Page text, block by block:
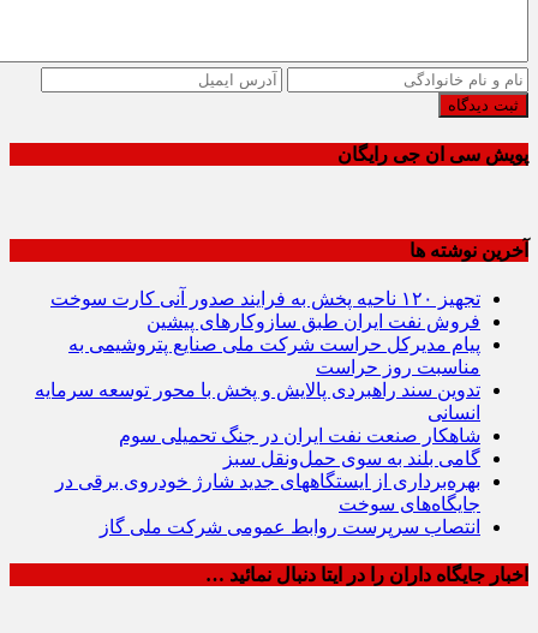
ثبت دیدگاه
پویش سی ان جی رایگان
آخرین نوشته ها
تجهیز ۱۲۰ ناحیه پخش به فرایند صدور آنی کارت سوخت
فروش نفت ایران طبق سازوکارهای پیشین
پیام مدیرکل حراست شرکت ملی صنایع پتروشیمی به
مناسبت روز حراست
تدوین سند راهبردی پالایش و پخش با محور توسعه سرمایه
انسانی
شاهکار صنعت نفت ایران در جنگ تحمیلی سوم
گامی بلند به سوی حمل‌ونقل سبز
بهره‌برداری از ایستگاههای جدید شارژ خودروی برقی در
جایگاه‌های سوخت
انتصاب سرپرست روابط عمومی شرکت ملی گاز
اخبار جایگاه داران را در ایتا دنبال نمائید …